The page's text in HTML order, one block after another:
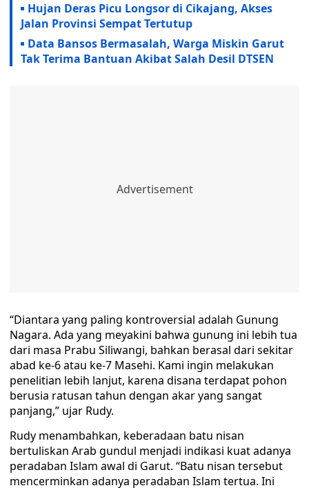
Hujan Deras Picu Longsor di Cikajang, Akses
Jalan Provinsi Sempat Tertutup
Data Bansos Bermasalah, Warga Miskin Garut
Tak Terima Bantuan Akibat Salah Desil DTSEN
“Diantara yang paling kontroversial adalah Gunung
Nagara. Ada yang meyakini bahwa gunung ini lebih tua
dari masa Prabu Siliwangi, bahkan berasal dari sekitar
abad ke-6 atau ke-7 Masehi. Kami ingin melakukan
penelitian lebih lanjut, karena disana terdapat pohon
berusia ratusan tahun dengan akar yang sangat
panjang,” ujar Rudy.
Rudy menambahkan, keberadaan batu nisan
bertuliskan Arab gundul menjadi indikasi kuat adanya
peradaban Islam awal di Garut. “Batu nisan tersebut
mencerminkan adanya peradaban Islam tertua. Ini